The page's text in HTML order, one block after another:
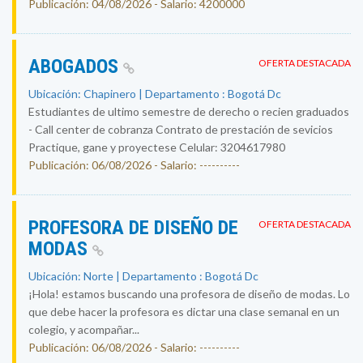
Publicación: 04/08/2026 - Salario: 4200000
OFERTA DESTACADA
ABOGADOS
Ubicación: Chapinero | Departamento : Bogotá Dc
Estudiantes de ultimo semestre de derecho o recien graduados
- Call center de cobranza Contrato de prestación de sevicios
Practique, gane y proyectese Celular: 3204617980
Publicación: 06/08/2026 - Salario: ----------
OFERTA DESTACADA
PROFESORA DE DISEÑO DE
MODAS
Ubicación: Norte | Departamento : Bogotá Dc
¡Hola! estamos buscando una profesora de diseño de modas. Lo
que debe hacer la profesora es dictar una clase semanal en un
colegio, y acompañar...
Publicación: 06/08/2026 - Salario: ----------